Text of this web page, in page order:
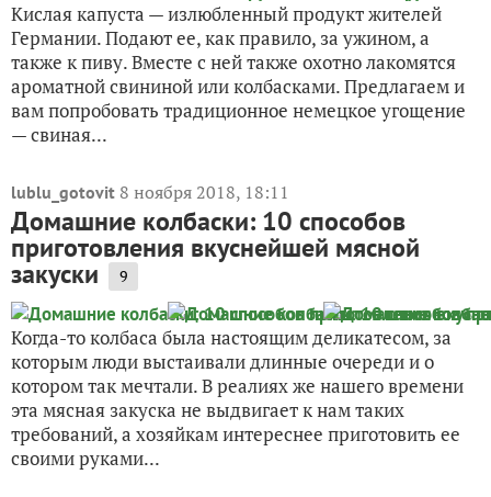
Кислая капуста — излюбленный продукт жителей
Германии. Подают ее, как правило, за ужином, а
также к пиву. Вместе с ней также охотно лакомятся
ароматной свининой или колбасками. Предлагаем и
вам попробовать традиционное немецкое угощение
— свиная...
lublu_gotovit 8 ноября 2018, 18:11
Домашние колбаски: 10 способов
приготовления вкуснейшей мясной
закуски 9
Когда-то колбаса была настоящим деликатесом, за
которым люди выстаивали длинные очереди и о
котором так мечтали. В реалиях же нашего времени
эта мясная закуска не выдвигает к нам таких
требований, а хозяйкам интереснее приготовить ее
своими руками...